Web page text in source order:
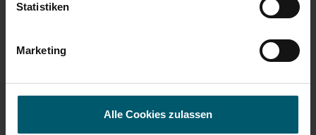
Statistiken
Marketing
Alle Cookies zulassen
Unternehmen